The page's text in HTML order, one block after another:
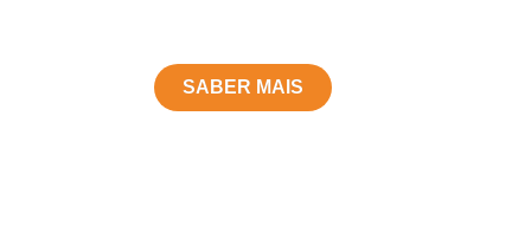
SABER MAIS